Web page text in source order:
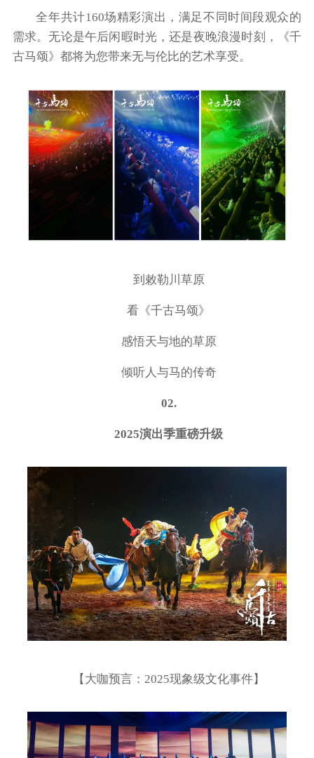
全年共计160场精彩演出，满足不同时间段观众的
需求。无论是午后闲暇时光，还是夜晚浪漫时刻，《千
古马颂》都将为您带来无与伦比的艺术享受。
到敕勒川草原
看《千古马颂》
感悟天与地的草原
倾听人与马的传奇
02.
2025演出季重磅升级
【大咖预言：2025现象级文化事件】